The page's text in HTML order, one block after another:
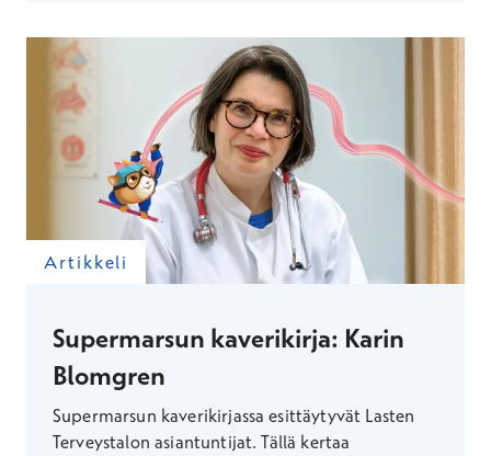
Artikkeli
Supermarsun kaverikirja: Karin
Blomgren
Supermarsun kaverikirjassa esittäytyvät Lasten
Terveystalon asiantuntijat. Tällä kertaa